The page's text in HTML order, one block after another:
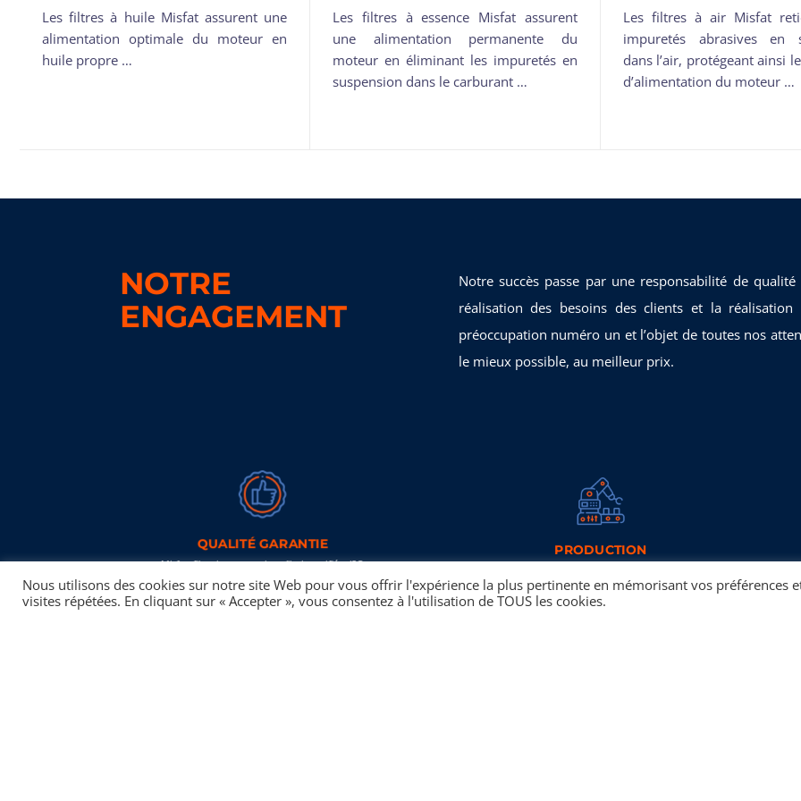
Les filtres à huile Misfat assurent une
alimentation optimale du moteur en
huile propre …
Les filtres à essence Misfat assurent
une alimentation permanente du
moteur en éliminant les impuretés en
suspension dans le carburant …
Les filtres à air Misfat
impuretés abrasives en
dans l’air, protégeant ainsi
d’alimentation du moteur …
NOTRE
ENGAGEMENT
Notre succès passe par une responsabilité de
réalisation des besoins des clients et la
préoccupation numéro un et l’objet de toutes nos
le mieux possible, au meilleur prix.
QUALITÉ GARANTIE
Misfat filtration est aujourd’hui certifiée ISO
9001, ISO/TS 16949, ISO 14001 et OHSAS
18001 et jouit d’une reconnaissance des plus
grands constructeurs automobiles.
PRODUCTION
de couvrir une gamme très diversifiée de
filtres. Misfat filtration a toujours adopté une
Nous utilisons des cookies sur notre site Web pour vous offrir l'expérience la plus pertinente en mémorisant vos préférences
visites répétées. En cliquant sur « Accepter », vous consentez à l'utilisation de TOUS les cookies.